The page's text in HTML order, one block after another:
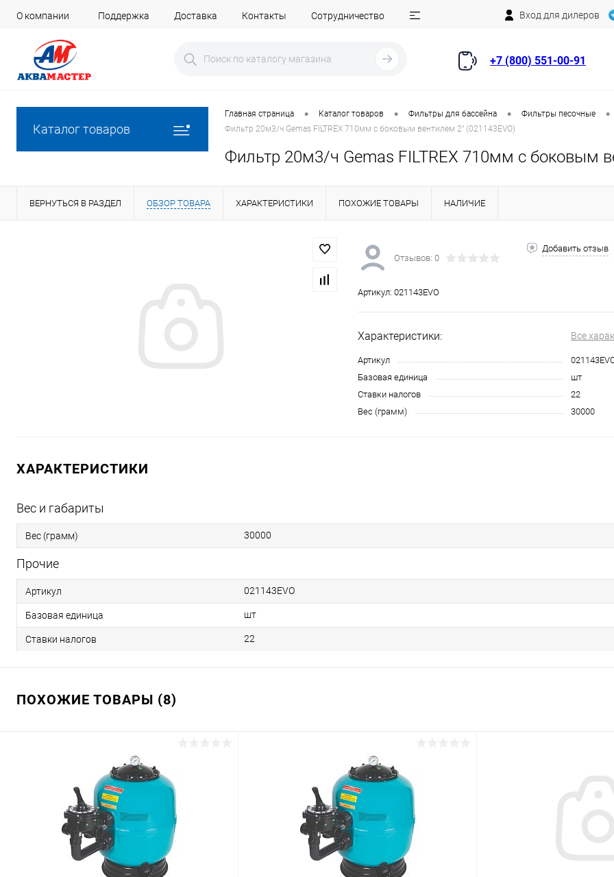
О компании Поддержка Доставка Контакты Сотрудничество Вход для дилеров
+7 (800) 551-00-91
Каталог товаров
Главная страница • Каталог товаров • Фильтры для бассейна • Фильтры песочные •
Фильтр 20м3/ч Gemas FILTREX 710мм с боковым вентилем 2" (021143EVO)
Фильтр 20м3/ч Gemas FILTREX 710мм с боковым
ВЕРНУТЬСЯ В РАЗДЕЛ ОБЗОР ТОВАРА ХАРАКТЕРИСТИКИ ПОХОЖИЕ ТОВАРЫ НАЛИЧИЕ
Отзывов: 0
Добавить отзыв
Артикул: 021143EVO
Характеристики: Все
Артикул
Базовая единица
шт
Ставки налогов
22
Вес (грамм)
30000
ХАРАКТЕРИСТИКИ
Вес и габариты
Вес (грамм) 30000
Прочие
Артикул 021143EVO
Базовая единица шт
Ставки налогов 22
ПОХОЖИЕ ТОВАРЫ (8)